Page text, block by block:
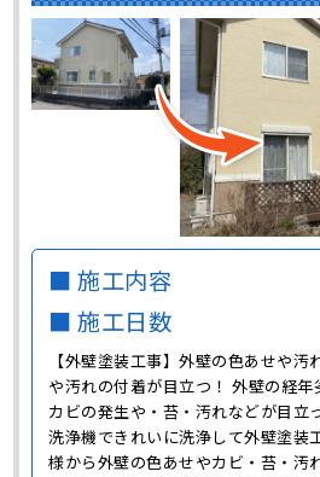
■ 施工内容
■ 施工日数
【外壁塗装工事】外壁の色あせや
や汚れの付着が目立つ！ 外壁の経年
カビの発生や・苔・汚れなどが目
洗浄機できれいに洗浄して外壁塗装
様から外壁の色あせやカビ・苔・汚